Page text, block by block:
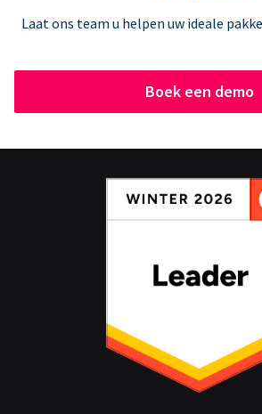
Laat ons team u helpen uw ideale
Boek een demo